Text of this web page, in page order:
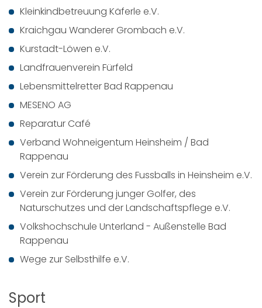
Kleinkindbetreuung Käferle e.V.
Kraichgau Wanderer Grombach e.V.
Kurstadt-Löwen e.V.
Landfrauenverein Fürfeld
Lebensmittelretter Bad Rappenau
MESENO AG
Reparatur Café
Verband Wohneigentum Heinsheim / Bad
Rappenau
Verein zur Förderung des Fussballs in Heinsheim e.V.
Verein zur Förderung junger Golfer, des
Naturschutzes und der Landschaftspflege e.V.
Volkshochschule Unterland - Außenstelle Bad
Rappenau
Wege zur Selbsthilfe e.V.
Sport